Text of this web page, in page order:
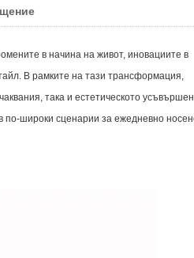
в начина на живот, иновациите в
В рамките на тази трансформация,
така и естетическото
по-широки сценарии за ежедневно